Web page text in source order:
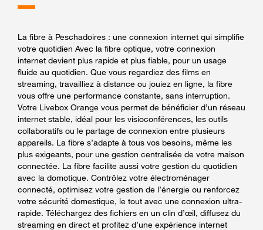
La fibre à Peschadoires : une connexion internet qui simplifie
votre quotidien Avec la fibre optique, votre connexion
internet devient plus rapide et plus fiable, pour un usage
fluide au quotidien. Que vous regardiez des films en
streaming, travailliez à distance ou jouiez en ligne, la fibre
vous offre une performance constante, sans interruption.
Votre Livebox Orange vous permet de bénéficier d’un réseau
internet stable, idéal pour les visioconférences, les outils
collaboratifs ou le partage de connexion entre plusieurs
appareils. La fibre s’adapte à tous vos besoins, même les
plus exigeants, pour une gestion centralisée de votre maison
connectée. La fibre facilite aussi votre gestion du quotidien
avec la domotique. Contrôlez votre électroménager
connecté, optimisez votre gestion de l’énergie ou renforcez
votre sécurité domestique, le tout avec une connexion ultra-
rapide. Téléchargez des fichiers en un clin d’œil, diffusez du
streaming en direct et profitez d’une expérience internet